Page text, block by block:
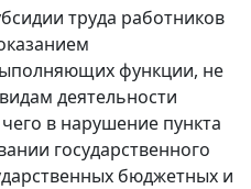
труда работников
функции, не
деятельности
в нарушение пункта
государственного
бюджетных и